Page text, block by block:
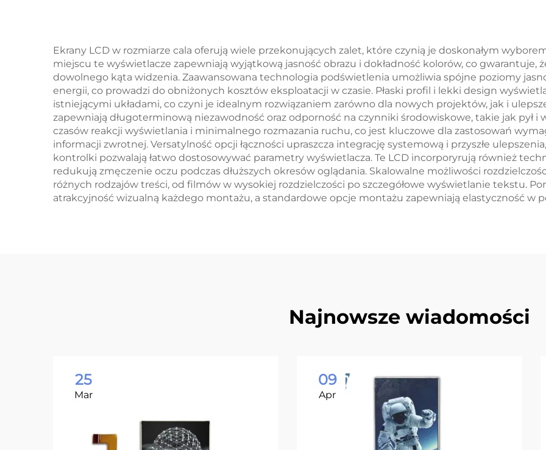
Smart LCD
Ekrany LCD w rozmiarze cala oferują wiele przekonujących zalet, które czynią je doskonałym
miejscu te wyświetlacze zapewniają wyjątkową jasność obrazu i dokładność kolorów, co gwarantuje,
dowolnego kąta widzenia. Zaawansowana technologia podświetlenia umożliwia spójne poziomy
energii, co prowadzi do obniżonych kosztów eksploatacji w czasie. Płaski profil i lekki design
istniejącymi układami, co czyni je idealnym rozwiązaniem zarówno dla nowych projektów, jak i
zapewniają długoterminową niezawodność oraz odporność na czynniki środowiskowe, takie jak pył i
czasów reakcji wyświetlania i minimalnego rozmazania ruchu, co jest kluczowe dla zastosowań
informacji zwrotnej. Versatylność opcji łączności upraszcza integrację systemową i przyszłe
kontrolki pozwalają łatwo dostosowywać parametry wyświetlacza. Te LCD incorporyrują również
redukują zmęczenie oczu podczas dłuższych okresów oglądania. Skalowalne możliwości
różnych rodzajów treści, od filmów w wysokiej rozdzielczości po szczegółowe wyświetlanie tekstu.
atrakcyjność wizualną każdego montażu, a standardowe opcje montażu zapewniają elastyczność w
Najnowsze wiadomości
25
Mar
09
Apr